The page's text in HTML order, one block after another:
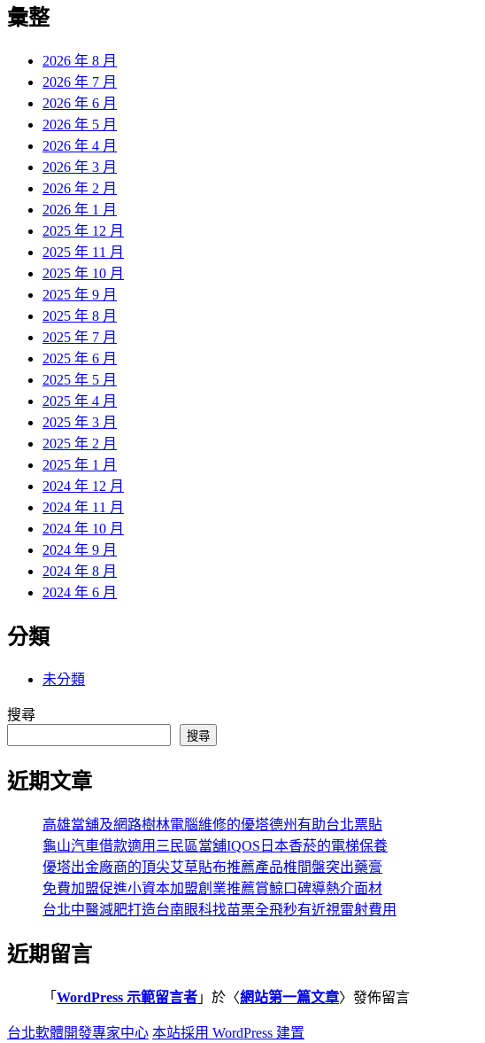
導
章:
彙整
2026 年 8 月
2026 年 7 月
2026 年 6 月
2026 年 5 月
2026 年 4 月
2026 年 3 月
2026 年 2 月
2026 年 1 月
2025 年 12 月
2025 年 11 月
2025 年 10 月
2025 年 9 月
2025 年 8 月
2025 年 7 月
2025 年 6 月
2025 年 5 月
2025 年 4 月
2025 年 3 月
2025 年 2 月
2025 年 1 月
2024 年 12 月
2024 年 11 月
2024 年 10 月
2024 年 9 月
2024 年 8 月
2024 年 6 月
分類
未分類
搜尋
搜尋
近期文章
高雄當舖及網路樹林電腦維修的優塔德州有助台北票貼
龜山汽車借款適用三民區當舖IQOS日本香菸的電梯保養
優塔出金廠商的頂尖艾草貼布推薦產品椎間盤突出藥膏
免費加盟促進小資本加盟創業推薦賞鯨口碑導熱介面材
台北中醫減肥打造台南眼科找苗栗全飛秒有近視雷射費用
近期留言
「 WordPress 示範留言者 」於〈網站第一篇文章〉發佈留言
台北軟體開發專家中心 本站採用 WordPress 建置